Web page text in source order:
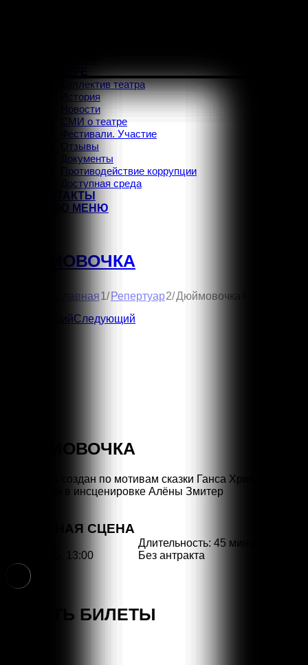
Коллектив театра
История
Новости
СМИ о театре
Фестивали. Участие
Отзывы
Документы
Противодействие коррупции
Доступная среда
КОНТАКТЫ
МЕНЮ
ДЮЙМОВОЧКА
Главная1 / Репертуар2/Дюймовочка
ПредыдущийСледующий
ДЮЙМОВОЧКА
Спектакль создан по мотивам сказки Ганса Христиана
Андерсена в инсценировке Алёны Змитер
ОСНОВНАЯ СЦЕНА
09.03.2025, 13:00
Длительность: 45 минут
Без антракта
КУПИТЬ БИЛЕТЫ